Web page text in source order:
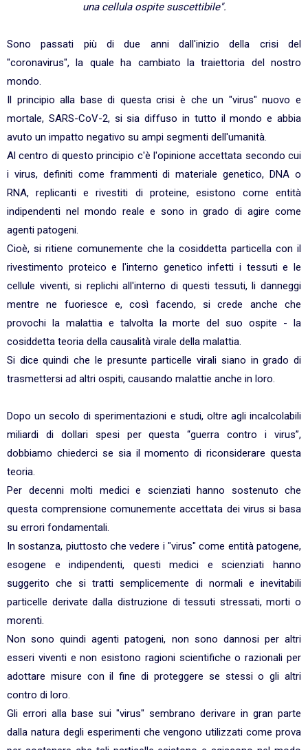
una cellula ospite suscettibile".
Sono passati più di due anni dall'inizio della crisi del
"coronavirus", la quale ha cambiato la traiettoria del nostro
mondo.
Il principio alla base di questa crisi è che un "virus" nuovo e
mortale, SARS-CoV-2, si sia diffuso in tutto il mondo e abbia
avuto un impatto negativo su ampi segmenti dell'umanità.
Al centro di questo principio c'è l'opinione accettata secondo cui
i virus, definiti come frammenti di materiale genetico, DNA o
RNA, replicanti e rivestiti di proteine, esistono come entità
indipendenti nel mondo reale e sono in grado di agire come
agenti patogeni.
Cioè, si ritiene comunemente che la cosiddetta particella con il
rivestimento proteico e l'interno genetico infetti i tessuti e le
cellule viventi, si replichi all'interno di questi tessuti, li danneggi
mentre ne fuoriesce e, così facendo, si crede anche che
provochi la malattia e talvolta la morte del suo ospite - la
cosiddetta teoria della causalità virale della malattia.
Si dice quindi che le presunte particelle virali siano in grado di
trasmettersi ad altri ospiti, causando malattie anche in loro.
Dopo un secolo di sperimentazioni e studi, oltre agli incalcolabili
miliardi di dollari spesi per questa “guerra contro i virus”,
dobbiamo chiederci se sia il momento di riconsiderare questa
teoria.
Per decenni molti medici e scienziati hanno sostenuto che
questa comprensione comunemente accettata dei virus si basa
su errori fondamentali.
In sostanza, piuttosto che vedere i "virus" come entità patogene,
esogene e indipendenti, questi medici e scienziati hanno
suggerito che si tratti semplicemente di normali e inevitabili
particelle derivate dalla distruzione di tessuti stressati, morti o
morenti.
Non sono quindi agenti patogeni, non sono dannosi per altri
esseri viventi e non esistono ragioni scientifiche o razionali per
adottare misure con il fine di proteggere se stessi o gli altri
contro di loro.
Gli errori alla base sui "virus" sembrano derivare in gran parte
dalla natura degli esperimenti che vengono utilizzati come prova